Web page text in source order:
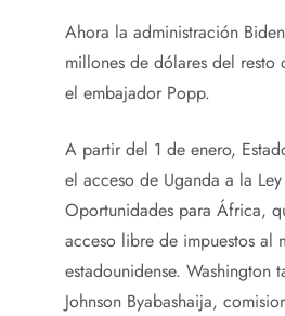
Ahora la administración
millones de dólares del
el embajador Popp.
A partir del 1 de enero,
el acceso de Uganda a la
Oportunidades para África,
acceso libre de impuestos al
estadounidense. Washington
Johnson Byabashaija,